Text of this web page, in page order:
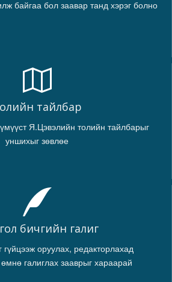
байгаа бол заавар танд хэрэг болно
тайлбар
Я.Цэвэлийн толийн тайлбарыг
уншихыг зөвлөе
бичгийн галиг
гүйцээж оруулах, редакторлахад
галиглах зааврыг хараарай